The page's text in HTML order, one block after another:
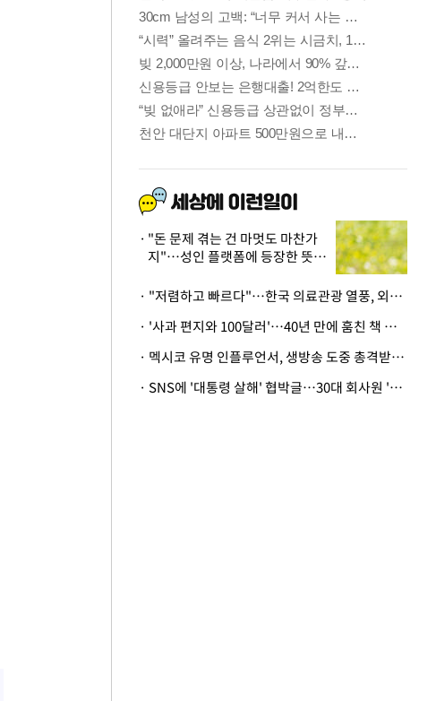
"돈 문제 겪는 건 마멋도 마찬가
지"…성인 플랫폼에 등장한 뜻밖
· "저렴하고 빠르다"…한국 의료관광 열풍, 외신도 주목
· '사과 편지와 100달러'…40년 만에 훔친 책 돌려준 美 절도범
· 멕시코 유명 인플루언서, 생방송 도중 총격받아 사망
· SNS에 '대통령 살해' 협박글…30대 회사원 '불구속 송치'